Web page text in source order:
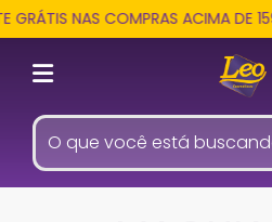
NAS COMPRAS ACIMA DE 159